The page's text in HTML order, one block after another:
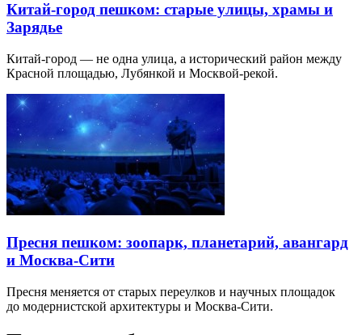
Китай-город пешком: старые улицы, храмы и
Зарядье
Китай-город — не одна улица, а исторический район между
Красной площадью, Лубянкой и Москвой-рекой.
Пресня пешком: зоопарк, планетарий, авангард
и Москва-Сити
Пресня меняется от старых переулков и научных площадок
до модернистской архитектуры и Москва-Сити.